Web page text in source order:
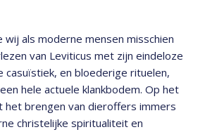
als moderne mensen misschien
van Leviticus met zijn eindeloze
casuïstiek, en bloederige rituelen,
hele actuele klankbodem. Op het
brengen van dieroffers immers
christelijke spiritualiteit en